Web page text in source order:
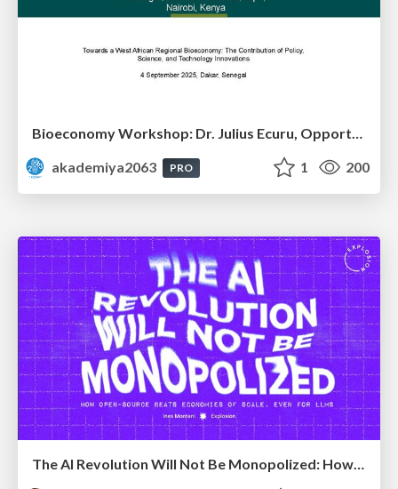
Bioeconomy Workshop: Dr. Julius Ecuru, Opportunities for a Bioeconomy in West Africa
akademiya2063
PRO 1 200
The AI Revolution Will Not Be Monopolized: How open-source beats economies of scale, even for LLMs